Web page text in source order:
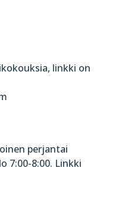
linkki on
perjantai
7:00-8:00. Linkki